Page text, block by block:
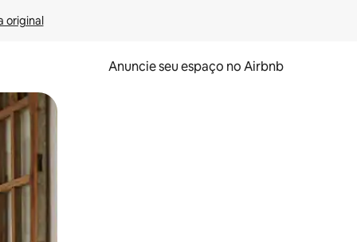
original
Anuncie seu espaço no Airbnb